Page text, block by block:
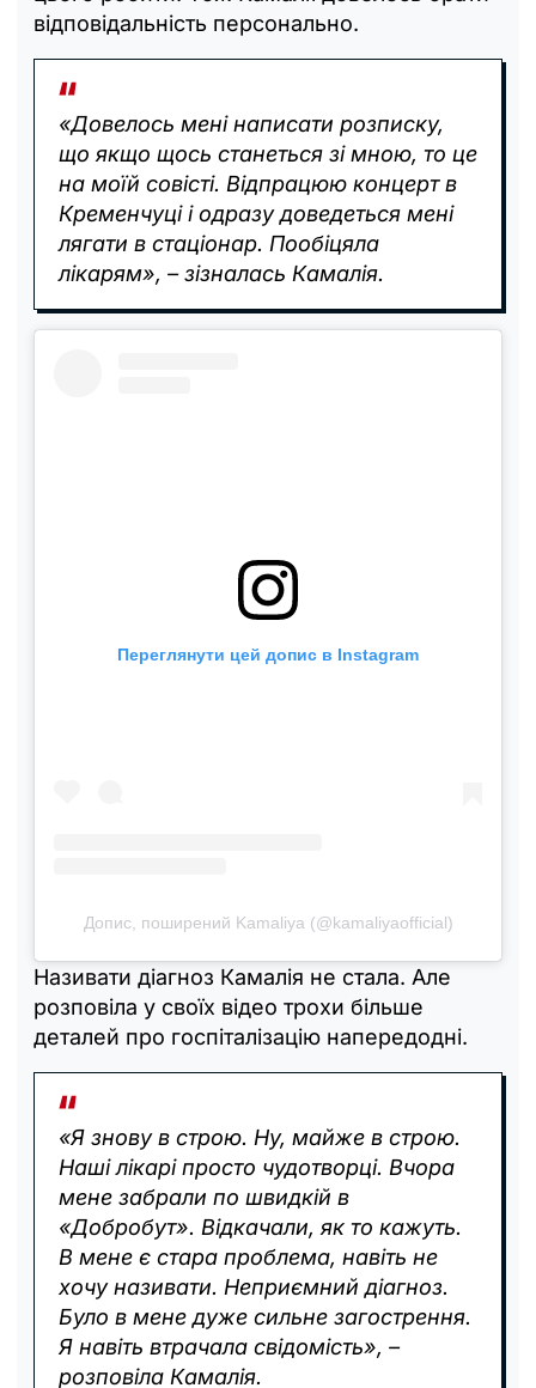
відповідальність персонально.
«Довелось мені написати розписку,
що якщо щось станеться зі мною, то це
на моїй совісті. Відпрацюю концерт в
Кременчуці і одразу доведеться мені
лягати в стаціонар. Пообіцяла
лікарям», – зізналась Камалія.
Переглянути цей допис в Instagram
Допис, поширений Kamaliya (@kamaliyaofficial)
Називати діагноз Камалія не стала. Але
розповіла у своїх відео трохи більше
деталей про госпіталізацію напередодні.
«Я знову в строю. Ну, майже в строю.
Наші лікарі просто чудотворці. Вчора
мене забрали по швидкій в
«Добробут». Відкачали, як то кажуть.
В мене є стара проблема, навіть не
хочу називати. Неприємний діагноз.
Було в мене дуже сильне загострення.
Я навіть втрачала свідомість», –
розповіла Камалія.